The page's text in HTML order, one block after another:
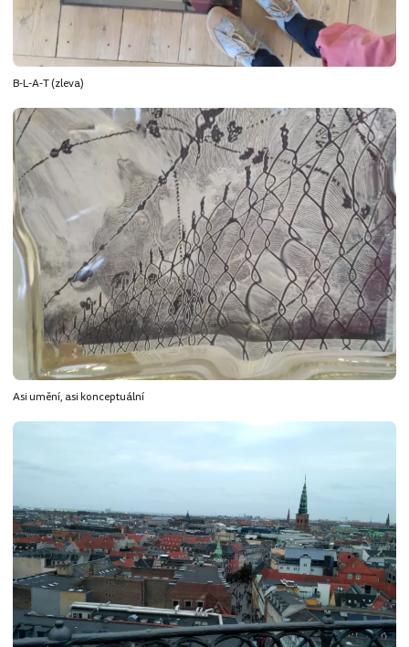
B-L-A-T (zleva)
Asi umění, asi konceptuální